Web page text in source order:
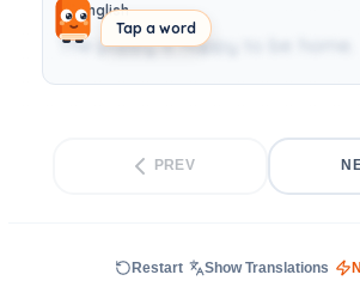
Tap a word
English
The puppy is happy to be home.
PREV
Restart Show Translations